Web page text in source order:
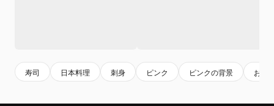
寿司 日本料理 刺身 ピンク ピンクの背景 おい